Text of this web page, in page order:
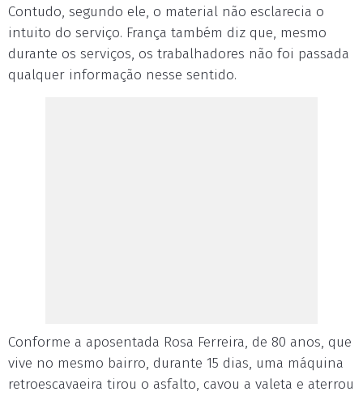
Contudo, segundo ele, o material não esclarecia o
intuito do serviço. França também diz que, mesmo
durante os serviços, os trabalhadores não foi passada
qualquer informação nesse sentido.
Conforme a aposentada Rosa Ferreira, de 80 anos, que
vive no mesmo bairro, durante 15 dias, uma máquina
retroescavaeira tirou o asfalto, cavou a valeta e aterrou